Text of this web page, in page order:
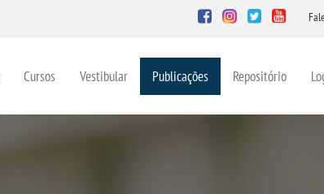
Cursos Vestibular Publicações Repositório